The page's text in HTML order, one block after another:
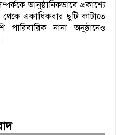
আনুষ্ঠানিকভাবে প্রকাশ্যে
একাধিকবার ছুটি কাটাতে
পারিবারিক নানা অনুষ্ঠানেও